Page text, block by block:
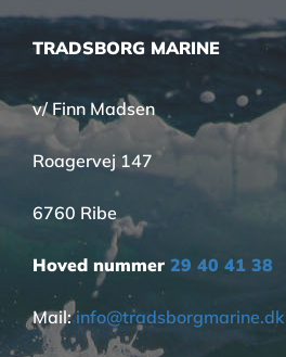
TRADSBORG MARINE
v/ Finn Madsen
Roagervej 147
6760 Ribe
Hoved nummer 29 40 41 38
Mail:info@tradsborgmarine.dk